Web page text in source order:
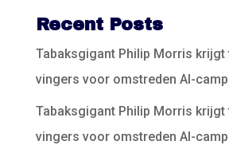
Recent Posts
Tabaksgigant Philip Morris krijgt
vingers voor omstreden AI-
Tabaksgigant Philip Morris krijgt
vingers voor omstreden AI-